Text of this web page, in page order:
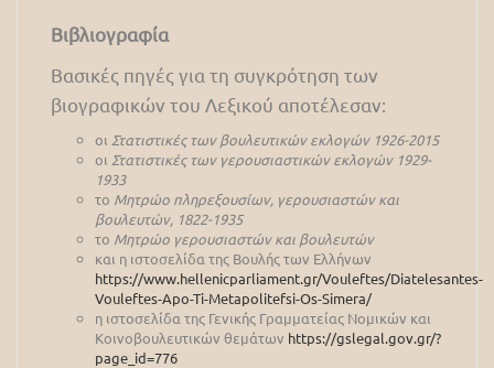
Βιβλιογραφία
Βασικές πηγές για τη συγκρότηση των
βιογραφικών του Λεξικού αποτέλεσαν:
οι Στατιστικές των βουλευτικών εκλογών 1926-2015
οι Στατιστικές των γερουσιαστικών εκλογών 1929-
1933
το Μητρώο πληρεξουσίων, γερουσιαστών και
βουλευτών, 1822-1935
το Μητρώο γερουσιαστών και βουλευτών
και η ιστοσελίδα της Βουλής των Ελλήνων
https://www.hellenicparliament.gr/Vouleftes/Diatelesantes-
Vouleftes-Apo-Ti-Metapolitefsi-Os-Simera/
η ιστοσελίδα της Γενικής Γραμματείας Νομικών και
Κοινοβουλευτικών θεμάτων https://gslegal.gov.gr/?
page_id=776